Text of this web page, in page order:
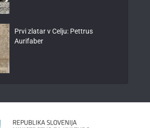
Prvi zlatar v Celju: Pettrus
Aurifaber